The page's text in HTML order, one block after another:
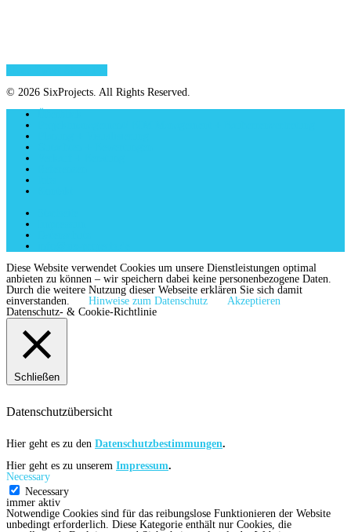
© 2026 SixProjects. All Rights Reserved.
Diese Website verwendet Cookies um unsere Dienstleistungen optimal
anbieten zu können – wir speichern dabei keine personenbezogene Daten.
Durch die weitere Nutzung dieser Webseite erklären Sie sich damit
einverstanden.
Hinweise zum Datenschutz
Akzeptieren
Datenschutz- & Cookie-Richtlinie
Schließen
Datenschutzübersicht
Hier geht es zu den Datenschutzbestimmungen.
Hier geht es zu unserem Impressum.
Necessary
Necessary
immer aktiv
Notwendige Cookies sind für das reibungslose Funktionieren der Website
unbedingt erforderlich. Diese Kategorie enthält nur Cookies, die